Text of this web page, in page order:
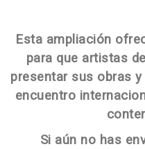
Esta ampliación
para que artistas
presentar sus obras
encuentro
Si aún no has